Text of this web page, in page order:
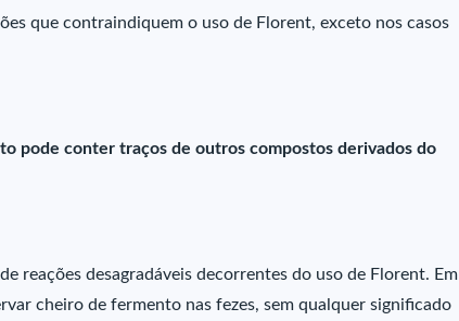
que contraindiquem o uso de Florent, exceto nos casos
pode conter traços de outros compostos derivados do
reações desagradáveis decorrentes do uso de Florent. Em
cheiro de fermento nas fezes, sem qualquer significado